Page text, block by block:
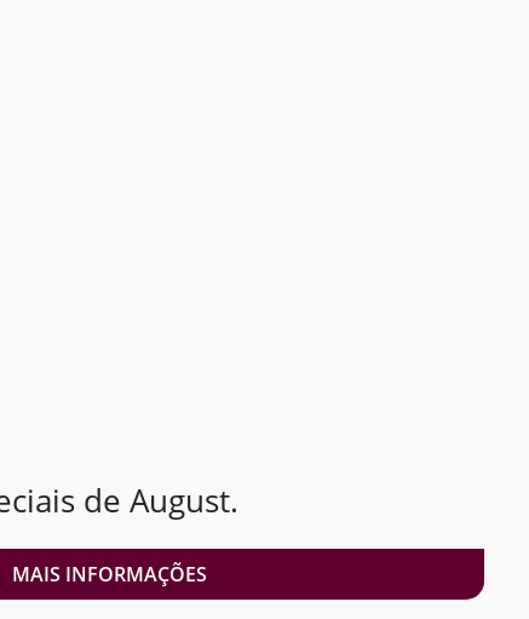
de August.
MAIS INFORMAÇÕES